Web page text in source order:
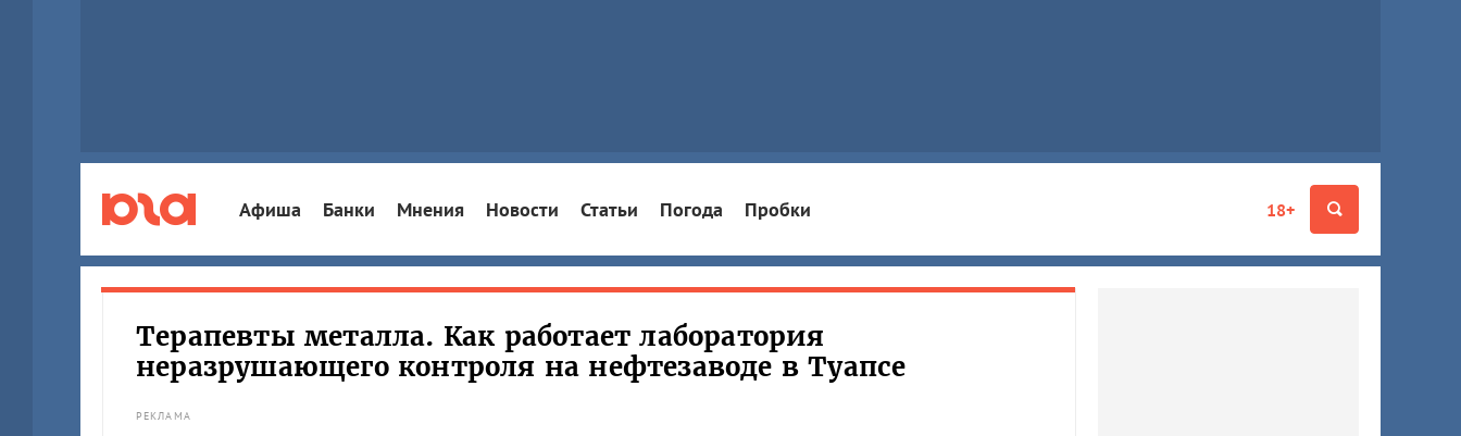
18+
Афиша Банки Мнения Новости Статьи Погода Пробки
Терапевты металла. Как работает лаборатория
неразрушающего контроля на нефтезаводе в Туапсе
РЕКЛАМА